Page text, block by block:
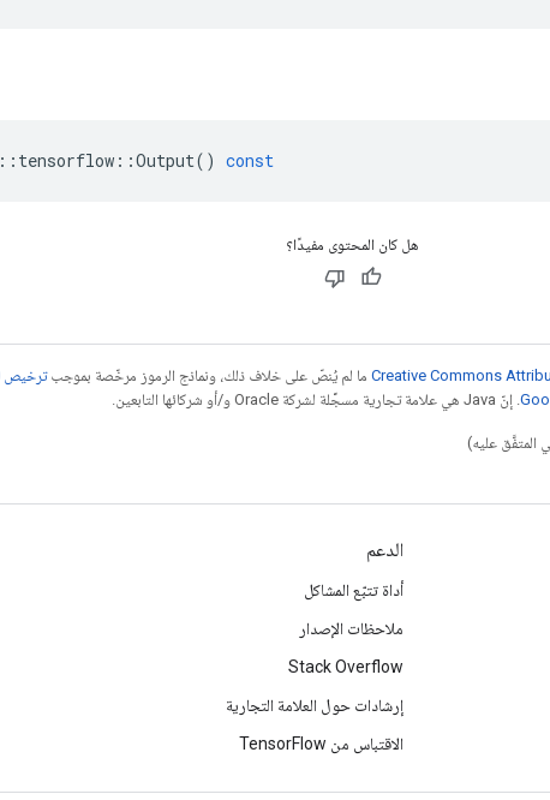
:: tensorflow ::Output() const
هل كان المحتوى مفيدًا؟
ما لم يُنصّ على خلاف ذلك، ونماذج الرموز مرخّصة بموجبترخيص Apache 2.0‏
. إنّ Java هي علامة تجارية مسجَّلة لشركة Oracle و/أو شركائها التابعين.
الدعم
أداة تتبّع المشاكل
ملاحظات الإصدار
Stack Overflow
إرشادات حول العلامة التجارية
الاقتباس من TensorFlow